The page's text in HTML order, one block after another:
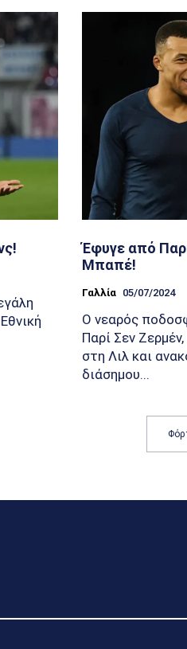
Έφυγε από
Μπαπέ!
Γαλλία 05/07/2024
Ο νεαρός
Παρί Σεν
στη Λιλ και
διάσημου...